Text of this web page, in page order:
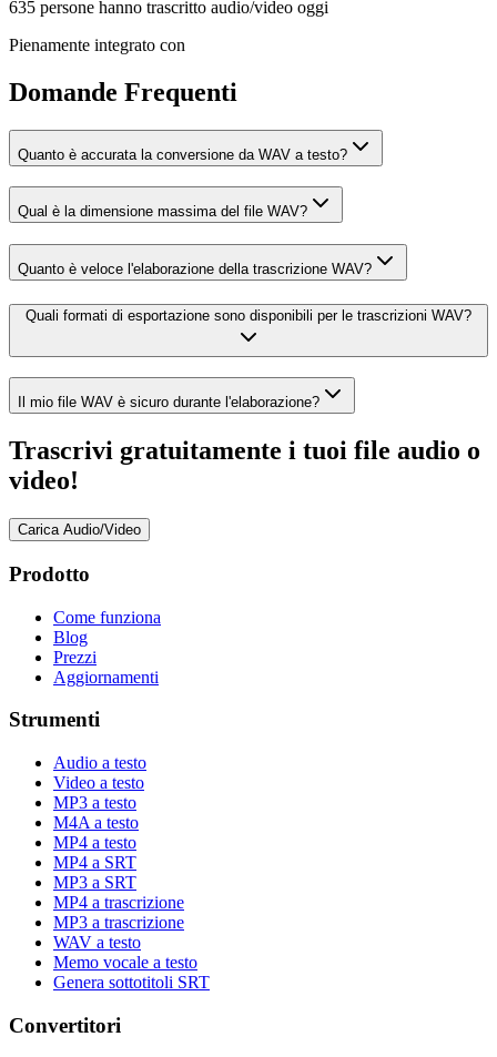
635 persone hanno trascritto audio/video oggi
Pienamente integrato con
Domande Frequenti
Quanto è accurata la conversione da WAV a testo?
Qual è la dimensione massima del file WAV?
Quanto è veloce l'elaborazione della trascrizione WAV?
Quali formati di esportazione sono disponibili per le trascrizioni WAV?
Il mio file WAV è sicuro durante l'elaborazione?
Trascrivi gratuitamente i tuoi file audio o
video!
Carica Audio/Video
Prodotto
Come funziona
Blog
Prezzi
Aggiornamenti
Strumenti
Audio a testo
Video a testo
MP3 a testo
M4A a testo
MP4 a testo
MP4 a SRT
MP3 a SRT
MP4 a trascrizione
MP3 a trascrizione
WAV a testo
Memo vocale a testo
Genera sottotitoli SRT
Convertitori